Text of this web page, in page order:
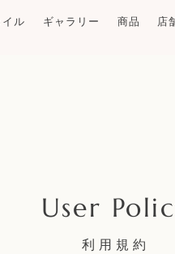
ル ギャラリー 商品 店
利用規約